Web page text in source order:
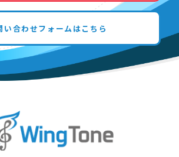
い合わせフォームはこちら